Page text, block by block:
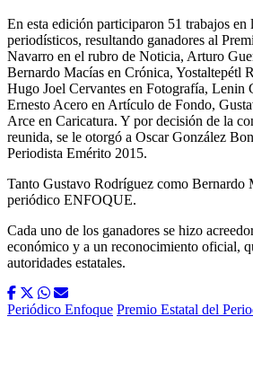
En esta edición participaron 51 trabajos en
periodísticos, resultando ganadores al
Navarro en el rubro de Noticia, Arturo
Bernardo Macías en Crónica, Yostaltepétl
Hugo Joel Cervantes en Fotografía, Lenin
Ernesto Acero en Artículo de Fondo,
Arce en Caricatura. Y por decisión de la
reunida, se le otorgó a Oscar González
Periodista Emérito 2015.
Tanto Gustavo Rodríguez como Bernardo
periódico ENFOQUE.
Cada uno de los ganadores se hizo
económico y a un reconocimiento oficial,
autoridades estatales.
Periódico Enfoque Premio Estatal del